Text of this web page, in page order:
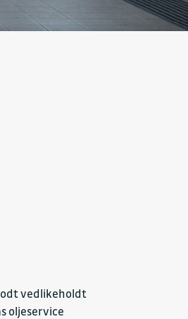
vedlikeholdt
oljeservice